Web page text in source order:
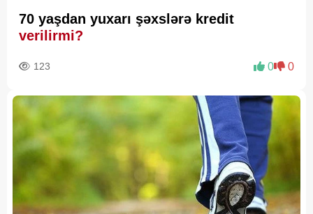
70 yaşdan yuxarı şəxslərə kredit
verilirmi?
123 0 0